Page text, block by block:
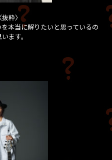
粋〉
本当に解りたいと思っているの
ます。